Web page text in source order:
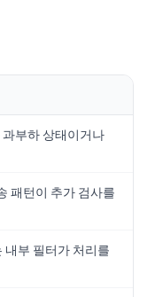
부하 상태이거나
패턴이 추가 검사를
내부 필터가 처리를